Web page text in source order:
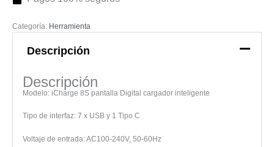
Categoría: Herramienta
Descripción
Descripción
Modelo: iCharge 8S pantalla Digital cargador inteligente
Tipo de interfaz: 7 x USB y 1 Tipo C
Voltaje de entrada: AC100-240V, 50-60Hz